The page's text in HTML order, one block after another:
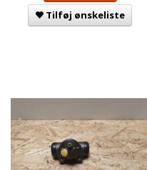
Tilføj ønskeliste